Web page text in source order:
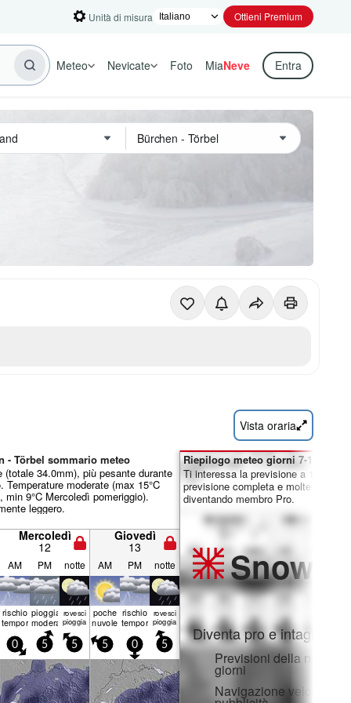
Unità di misura Ottieni Premium
Meteo Nevicate Foto MiaNeve Entra
Vista oraria
- Törbel sommario meteo
(totale 34.0mm), più pesante durante
Temperature moderate (max 15°C
min 9°C Mercoledì pomeriggio).
leggero.
Mercoledì
12
Giovedì
13
AM PM notte AM PM notte
rischio
temporale
pioggia
moderata
rovesci
pioggia
poche
nuvole
rischio
temporale
rovesci
pioggia
0 5 5 5 0 5
Riepilogo meteo giorni 7-16:
Ti interessa la previsione a 16
previsione completa e molte altre
diventando membro Pro.
Snow
Diventa pro e intaglia:
Previsioni della neve
giorni
Navigazione veloce